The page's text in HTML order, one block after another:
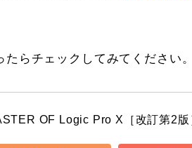
らチェックしてみてください。
OF Logic Pro X［改訂第2版